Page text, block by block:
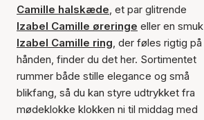
Camille halskæde, et par glitrende
Izabel Camille øreringe eller en smuk
Izabel Camille ring, der føles rigtig på
hånden, finder du det her. Sortimentet
rummer både stille elegance og små
blikfang, så du kan styre udtrykket fra
mødeklokke klokken ni til middag med